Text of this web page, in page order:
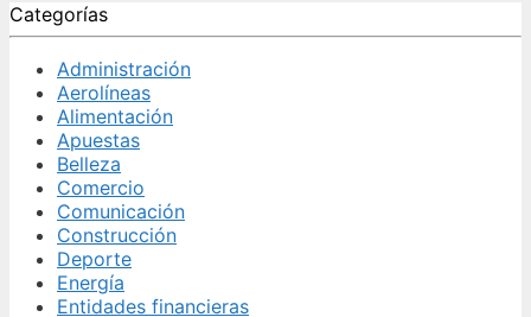
Categorías
Administración
Aerolíneas
Alimentación
Apuestas
Belleza
Comercio
Comunicación
Construcción
Deporte
Energía
Entidades financieras